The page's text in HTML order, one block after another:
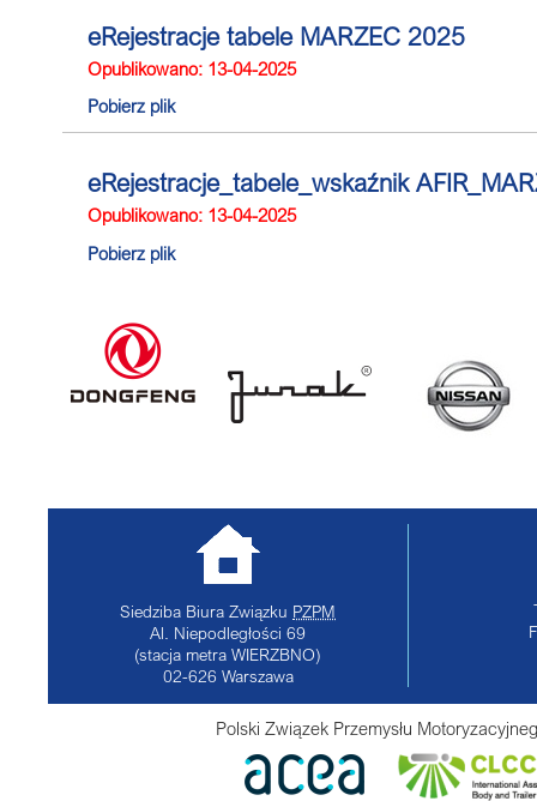
eRejestracje tabele MARZEC 2025
Opublikowano: 13-04-2025
Pobierz plik
eRejestracje_tabele_wskaźnik
Opublikowano: 13-04-2025
Pobierz plik
Siedziba Biura Związku PZPM
Al. Niepodległości 69
(stacja metra WIERZBNO)
02-626 Warszawa
Polski Związek Przemysłu